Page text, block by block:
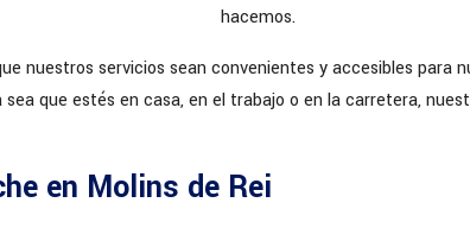
hacemos.
nuestros servicios sean convenientes y accesibles para
que estés en casa, en el trabajo o en la carretera,
en Molins de Rei